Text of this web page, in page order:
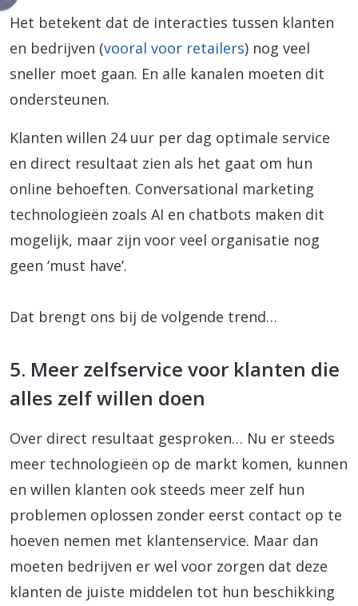
Het betekent dat de interacties tussen klanten
en bedrijven (vooral voor retailers) nog veel
sneller moet gaan. En alle kanalen moeten dit
ondersteunen.
Klanten willen 24 uur per dag optimale service
en direct resultaat zien als het gaat om hun
online behoeften. Conversational marketing
technologieën zoals AI en chatbots maken dit
mogelijk, maar zijn voor veel organisatie nog
geen ‘must have’.
Dat brengt ons bij de volgende trend…
5. Meer zelfservice voor klanten die
alles zelf willen doen
Over direct resultaat gesproken… Nu er steeds
meer technologieën op de markt komen, kunnen
en willen klanten ook steeds meer zelf hun
problemen oplossen zonder eerst contact op te
hoeven nemen met klantenservice. Maar dan
moeten bedrijven er wel voor zorgen dat deze
klanten de juiste middelen tot hun beschikking